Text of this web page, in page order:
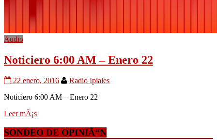
Audio
Noticiero 6:00 AM – Enero 22
22 enero, 2016
Radio Ipiales
Noticiero 6:00 AM – Enero 22
Leer mÃ¡s
SONDEO DE OPINIÃ“N